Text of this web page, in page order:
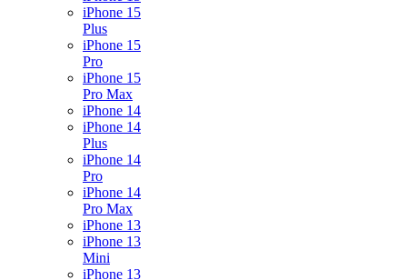
iPhone 15
Plus
iPhone 15
Pro
iPhone 15
Pro Max
iPhone 14
iPhone 14
Plus
iPhone 14
Pro
iPhone 14
Pro Max
iPhone 13
iPhone 13
Mini
iPhone 13